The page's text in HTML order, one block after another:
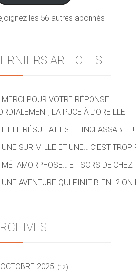
les 56 autres abonnés
ARTICLES
MERCI POUR VOTRE RÉPONSE.
LA PUCE À L’OREILLE
ET LE RÉSULTAT EST…. INCLASSABLE !
UNE SUR MILLE ET UNE… C’EST TROP
MÉTAMORPHOSE… ET SORS DE CHEZ
UNE AVENTURE QUI FINIT BIEN…? ON
OCTOBRE 2025 (12)